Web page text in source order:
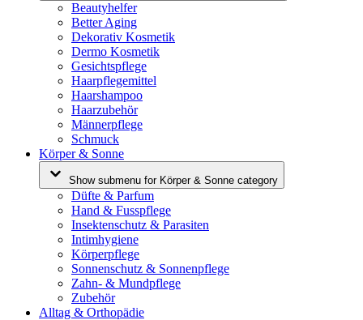
Beautyhelfer
Better Aging
Dekorativ Kosmetik
Dermo Kosmetik
Gesichtspflege
Haarpflegemittel
Haarshampoo
Haarzubehör
Männerpflege
Schmuck
Körper & Sonne
Show submenu for Körper & Sonne category
Düfte & Parfum
Hand & Fusspflege
Insektenschutz & Parasiten
Intimhygiene
Körperpflege
Sonnenschutz & Sonnenpflege
Zahn- & Mundpflege
Zubehör
Alltag & Orthopädie